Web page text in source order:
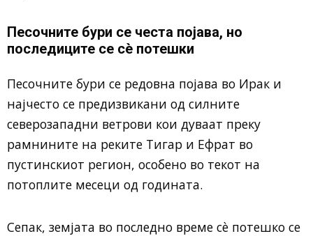
Песочните бури се честа појава, но
последиците се сè потешки
Песочните бури се редовна појава во Ирак и
најчесто се предизвикани од силните
северозападни ветрови кои дуваат преку
рамнините на реките Тигар и Ефрат во
пустинскиот регион, особено во текот на
потоплите месеци од годината.
Сепак, земјата во последно време сè потешко се